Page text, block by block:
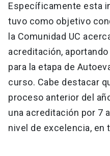
Específicamente esta
tuvo como objetivo
la Comunidad UC
acreditación,
para la etapa de
curso. Cabe destacar
proceso anterior del
una acreditación por 7
nivel de excelencia, en